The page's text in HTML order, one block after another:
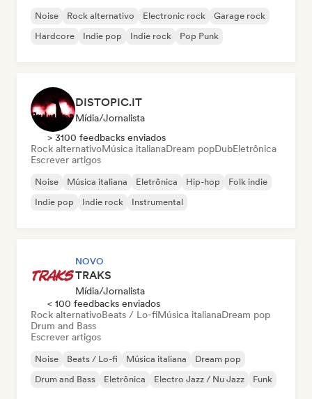
Noise Rock alternativo Electronic rock
Garage rock
Hardcore
Indie pop Indie rock Pop Punk
DISTOPIC.IT
Mídia/Jornalista
> 3100 feedbacks enviados
Rock alternativoMúsica italianaDream popDubEletrônica
Escrever artigos
Noise Música italiana Eletrônica Hip-hop
Folk indie
Indie pop
Indie rock Instrumental
NOVO
TRAKS
Mídia/Jornalista
< 100 feedbacks enviados
Rock alternativoBeats / Lo-fiMúsica italianaDream pop
Drum and Bass
Escrever artigos
Noise Beats / Lo-fi Música italiana
Dream pop
Drum and Bass
Eletrônica Electro Jazz / Nu Jazz Funk